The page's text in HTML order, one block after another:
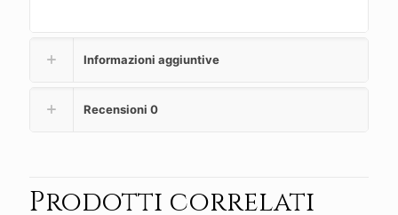
Informazioni aggiuntive
Recensioni 0
Prodotti correlati